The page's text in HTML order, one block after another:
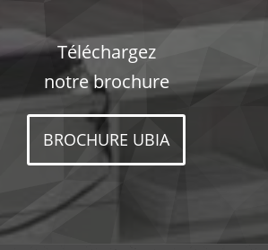
Téléchargez
notre brochure
BROCHURE UBIA